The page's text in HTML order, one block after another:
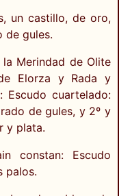
un castillo, de oro,
de gules.
Merindad de Olite
Elorza y Rada y
Escudo cuartelado:
de gules, y 2º y
y plata.
constan: Escudo
palos.